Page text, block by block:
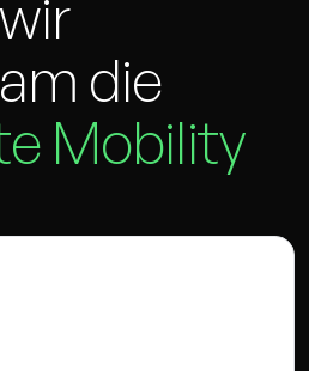
die
Mobility